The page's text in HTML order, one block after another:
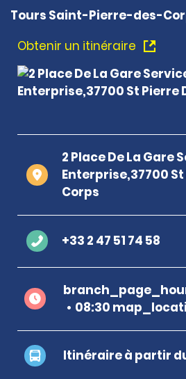
Tours Saint-Pierre-des-
Obtenir un itinéraire
2 Place De La Gare
Enterprise,37700 St
Corps
+33 2 47 51 74 58
08:30
Itinéraire à partir